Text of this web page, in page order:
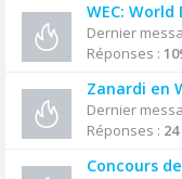
WEC:
Dernier
Réponses :
Zanardi en
Dernier
Réponses : 24
Concours